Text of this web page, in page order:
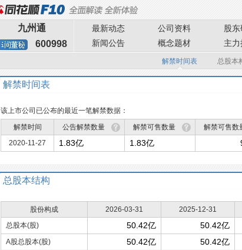
九州通
600998
最新动态 公司资料 股
新闻公告
概念题材 主力
解禁时间表 总股本
解禁时间表
该上市公司已公布的最近一笔解禁数据：
解禁时间
公告解禁数量 解禁可售数量 解禁可售数
2020-11-27
1.83亿 1.83亿
总股本结构
股份构成 2026-03-31 2025-12-31
总股本(股)
50.42亿 50.42亿
A股总股本(股) 50.42亿 50.42亿